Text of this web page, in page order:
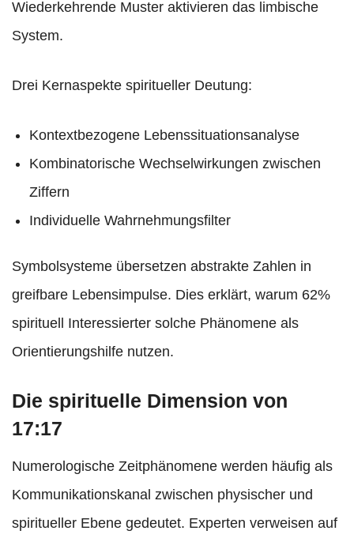
Wiederkehrende Muster aktivieren das limbische
System.
Drei Kernaspekte spiritueller Deutung:
Kontextbezogene Lebenssituationsanalyse
Kombinatorische Wechselwirkungen zwischen
Ziffern
Individuelle Wahrnehmungsfilter
Symbolsysteme übersetzen abstrakte Zahlen in
greifbare Lebensimpulse. Dies erklärt, warum 62%
spirituell Interessierter solche Phänomene als
Orientierungshilfe nutzen.
Die spirituelle Dimension von
17:17
Numerologische Zeitphänomene werden häufig als
Kommunikationskanal zwischen physischer und
spiritueller Ebene gedeutet. Experten verweisen auf